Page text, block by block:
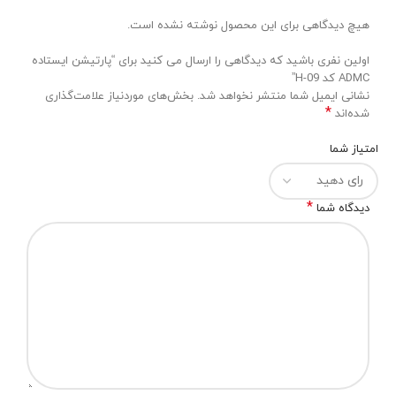
هیچ دیدگاهی برای این محصول نوشته نشده است.
اولین نفری باشید که دیدگاهی را ارسال می کنید برای “پارتیشن ایستاده
ADMC کد H-09”
نشانی ایمیل شما منتشر نخواهد شد. بخش‌های موردنیاز علامت‌گذاری
شده‌اند *
امتیاز شما
دیدگاه شما *